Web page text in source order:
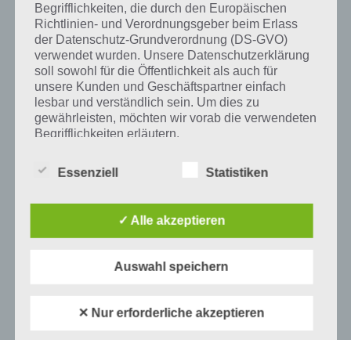
Auf WhatsApp teilen Teilen auf Facebook
Tweet auf Twitter
Begrifflichkeiten, die durch den Europäischen
Richtlinien- und Verordnungsgeber beim Erlass
der Datenschutz-Grundverordnung (DS-GVO)
verwendet wurden. Unsere Datenschutzerklärung
soll sowohl für die Öffentlichkeit als auch für
unsere Kunden und Geschäftspartner einfach
lesbar und verständlich sein. Um dies zu
gewährleisten, möchten wir vorab die verwendeten
Begrifflichkeiten erläutern.
Wir verwenden in dieser Datenschutzerklärung
unter anderem die folgenden Begriffe:
a) personenbezogene Daten
Personenbezogene Daten sind alle
oder identifizierbare natürliche Person (im
Folgenden „betroffene Person") beziehen.
Essenziell Statistiken
✓ Alle akzeptieren
Auswahl speichern
✕ Nur erforderliche akzeptieren